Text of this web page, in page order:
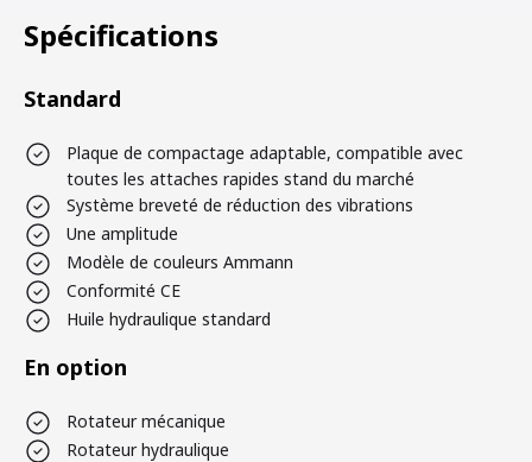
Spécifications
Standard
Plaque de compactage adaptable, compatible avec
toutes les attaches rapides stand du marché
Système breveté de réduction des vibrations
Une amplitude
Modèle de couleurs Ammann
Conformité CE
Huile hydraulique standard
En option
Rotateur mécanique
Rotateur hydraulique